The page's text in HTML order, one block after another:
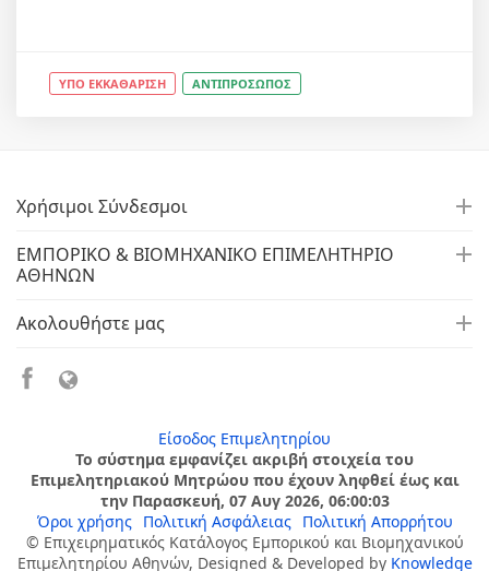
ΥΠΟ ΕΚΚΑΘΑΡΙΣΗ ΑΝΤΙΠΡΟΣΩΠΟΣ
Χρήσιμοι Σύνδεσμοι
ΕΜΠΟΡΙΚΟ & ΒΙΟΜΗΧΑΝΙΚΟ ΕΠΙΜΕΛΗΤΗΡΙΟ
ΑΘΗΝΩΝ
Ακολουθήστε μας
Είσοδος Επιμελητηρίου
Το σύστημα εμφανίζει ακριβή στοιχεία του
Επιμελητηριακού Μητρώου που έχουν ληφθεί έως και
την Παρασκευή, 07 Αυγ 2026, 06:00:03
Όροι χρήσης
Πολιτική Ασφάλειας
Πολιτική Απορρήτου
© Επιχειρηματικός Κατάλογος Εμπορικού και Βιομηχανικού
Επιμελητηρίου Αθηνών, Designed & Developed by Knowledge